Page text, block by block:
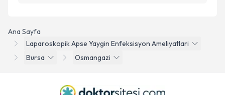
Ana Sayfa
Laparoskopik Apse Yaygin Enfeksisyon Ameliyatlari
Bursa
Osmangazi